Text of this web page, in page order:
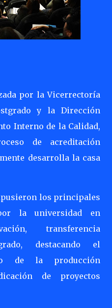
por la Vicerrectoría
y la Dirección
Interno de la Calidad,
de acreditación
desarrolla la casa
los principales
la universidad en
transferencia
destacando el
de la producción
de proyectos